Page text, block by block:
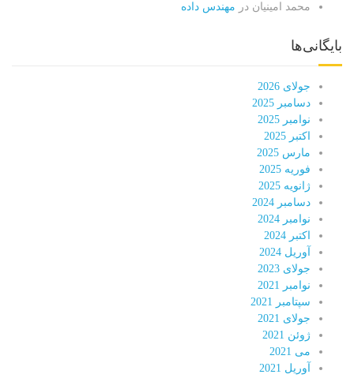
محمد امینیان در مهندس داده
بایگانی‌ها
جولای 2026
دسامبر 2025
نوامبر 2025
اکتبر 2025
مارس 2025
فوریه 2025
ژانویه 2025
دسامبر 2024
نوامبر 2024
اکتبر 2024
آوریل 2024
جولای 2023
نوامبر 2021
سپتامبر 2021
جولای 2021
ژوئن 2021
می 2021
آوریل 2021